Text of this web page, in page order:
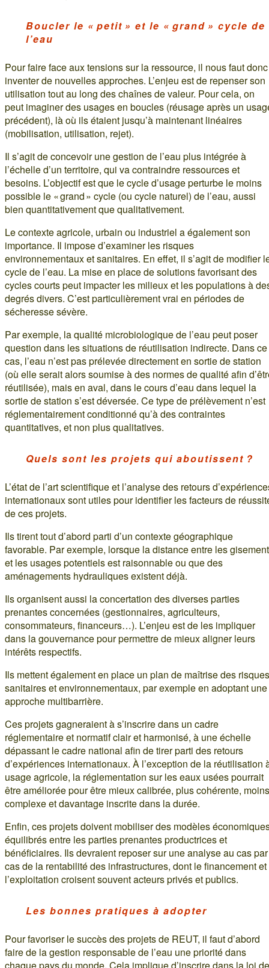
Boucler le « petit » et le « grand » cycle de
l’eau
Pour faire face aux tensions sur la ressource, il nous faut donc
inventer de nouvelles approches. L’enjeu est de repenser son
utilisation tout au long des chaînes de valeur. Pour cela, on
peut imaginer des usages en boucles (réusage après un
précédent), là où ils étaient jusqu’à maintenant linéaires
(mobilisation, utilisation, rejet).
Il s’agit de concevoir une gestion de l’eau plus intégrée à
l’échelle d’un territoire, qui va contraindre ressources et
besoins. L’objectif est que le cycle d’usage perturbe le moins
possible le « grand » cycle (ou cycle naturel) de l’eau, aussi
bien quantitativement que qualitativement.
Le contexte agricole, urbain ou industriel a également son
importance. Il impose d’examiner les risques
environnementaux et sanitaires. En effet, il s’agit de modifier
cycle de l’eau. La mise en place de solutions favorisant des
cycles courts peut impacter les milieux et les populations à
degrés divers. C’est particulièrement vrai en périodes de
sécheresse sévère.
Par exemple, la qualité microbiologique de l’eau peut poser
question dans les situations de réutilisation indirecte. Dans ce
cas, l’eau n’est pas prélevée directement en sortie de station
(où elle serait alors soumise à des normes de qualité afin
réutilisée), mais en aval, dans le cours d’eau dans lequel la
sortie de station s’est déversée. Ce type de prélèvement n’est
réglementairement conditionné qu’à des contraintes
quantitatives, et non plus qualitatives.
Quels sont les projets qui aboutissent ?
L’état de l’art scientifique et l’analyse des retours
internationaux sont utiles pour identifier les facteurs de
de ces projets.
Ils tirent tout d’abord parti d’un contexte géographique
favorable. Par exemple, lorsque la distance entre les
et les usages potentiels est raisonnable ou que des
aménagements hydrauliques existent déjà.
Ils organisent aussi la concertation des diverses parties
prenantes concernées (gestionnaires, agriculteurs,
consommateurs, financeurs…). L’enjeu est de les impliquer
dans la gouvernance pour permettre de mieux aligner leurs
intérêts respectifs.
Ils mettent également en place un plan de maîtrise des risques
sanitaires et environnementaux, par exemple en adoptant une
approche multibarrière.
Ces projets gagneraient à s’inscrire dans un cadre
réglementaire et normatif clair et harmonisé, à une échelle
dépassant le cadre national afin de tirer parti des retours
d’expériences internationaux. À l’exception de la réutilisation
usage agricole, la réglementation sur les eaux usées pourrait
être améliorée pour être mieux calibrée, plus cohérente, moins
complexe et davantage inscrite dans la durée.
Enfin, ces projets doivent mobiliser des modèles
équilibrés entre les parties prenantes productrices et
bénéficiaires. Ils devraient reposer sur une analyse au cas par
cas de la rentabilité des infrastructures, dont le financement et
l’exploitation croisent souvent acteurs privés et publics.
Les bonnes pratiques à adopter
Pour favoriser le succès des projets de REUT, il faut d’abord
faire de la gestion responsable de l’eau une priorité dans